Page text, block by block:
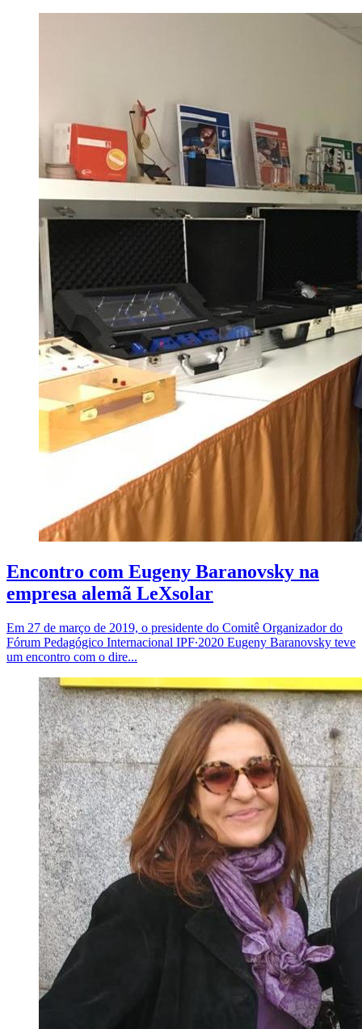
Encontro com Eugeny Baranovsky na
empresa alemã LeXsolar
Em 27 de março de 2019, o presidente do Comitê Organizador do
Fórum Pedagógico Internacional IPF∙2020 Eugeny Baranovsky teve
um encontro com o dire...